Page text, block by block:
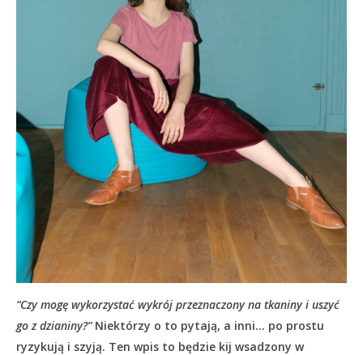
“Czy mogę wykorzystać wykrój przeznaczony na tkaniny i uszyć
go z dzianiny?”Niektórzy o to pytają, a inni… po prostu
ryzykują i szyją. Ten wpis to będzie kij wsadzony w